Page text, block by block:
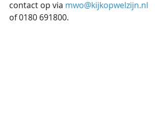
contact op via mwo@kijkopwelzijn.nl
of 0180 691800.